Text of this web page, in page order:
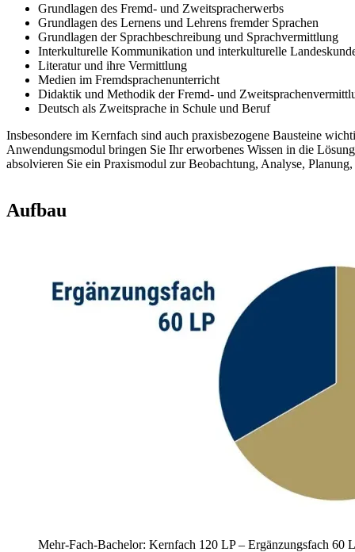
Grundlagen des Fremd- und Zweitspracherwerbs
Grundlagen des Lernens und Lehrens fremder Sprachen
Grundlagen der Sprachbeschreibung und Sprachvermittlung
Interkulturelle Kommunikation und interkulturelle
Literatur und ihre Vermittlung
Medien im Fremdsprachenunterricht
Didaktik und Methodik der Fremd- und
Deutsch als Zweitsprache in Schule und Beruf
Insbesondere im Kernfach sind auch praxisbezogene Bausteine
Anwendungsmodul bringen Sie Ihr erworbenes Wissen in die
absolvieren Sie ein Praxismodul zur Beobachtung, Analyse,
Aufbau
Mehr-Fach-Bachelor: Kernfach 120 LP – Ergänzungsfach 60